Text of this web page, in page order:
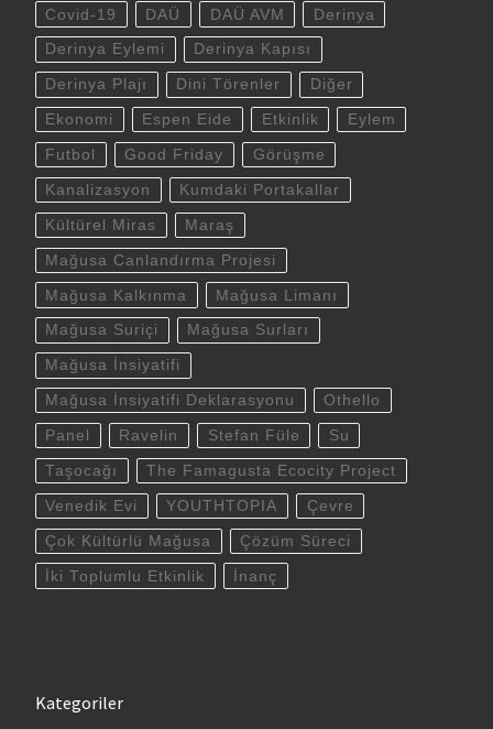
Covid-19 DAÜ DAÜ AVM Derinya
Derinya Eylemi Derinya Kapısı
Derinya Plajı Dini Törenler Diğer
Ekonomi Espen Eide Etkinlik Eylem
Futbol Good Friday Görüşme
Kanalizasyon Kumdaki Portakallar
Kültürel Miras Maraş
Mağusa Canlandırma Projesi
Mağusa Kalkınma Mağusa Limanı
Mağusa Suriçi Mağusa Surları
Mağusa İnsiyatifi
Mağusa İnsiyatifi Deklarasyonu Othello
Panel Ravelin Stefan Füle Su
Taşocağı The Famagusta Ecocity Project
Venedik Evi YOUTHTOPIA Çevre
Çok Kültürlü Mağusa Çözüm Süreci
İki Toplumlu Etkinlik İnanç
Kategoriler